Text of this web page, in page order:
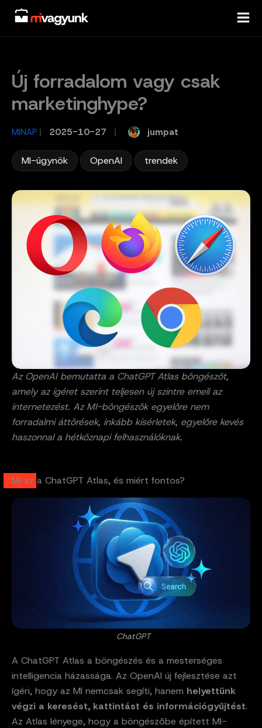
Skip
content
Új forradalom vagy csak
marketinghype?
MINAP / 2025-10-27 jumpat
MI-ügynök OpenAI trendek
Az OpenAI bemutatta a ChatGPT Atlas böngészőt,
amely az ígéret szerint teljesen új szintre emeli az
internetezést. Az MI-böngészők egyelőre nem
forradalmi áttörések, inkább kísérletek, egyelőre kevés
haszonnal a hétköznapi felhasználóknak.
Mi az a ChatGPT Atlas, és miért fontos?
ChatGPT
A ChatGPT Atlas a böngészés és a mesterséges
intelligencia házassága. Az OpenAI új fejlesztése azt
ígéri, hogy az MI nemcsak segíti, hanem helyettünk
végzi a keresést, kattintást és információgyűjtést.
Az Atlas lényege, hogy a böngészőbe épített MI-